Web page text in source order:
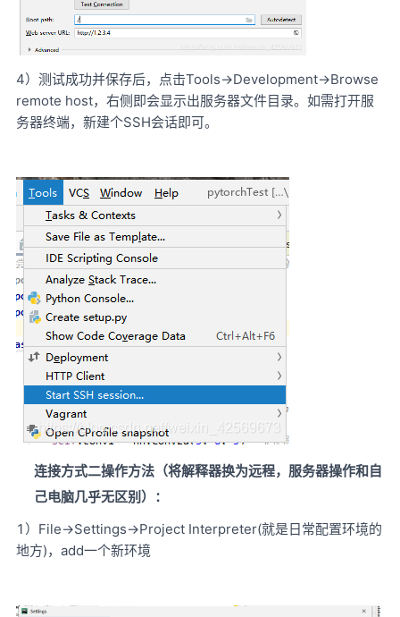
4）测试成功并保存后，点击Tools->Development->Browse
remote host，右侧即会显示出服务器文件目录。如需打开服
务器终端，新建个SSH会话即可。
连接方式二操作方法（将解释器换为远程，服务器操作和自
己电脑几乎无区别）：
1）File->Settings->Project Interpreter(就是日常配置环境的
地方)，add一个新环境